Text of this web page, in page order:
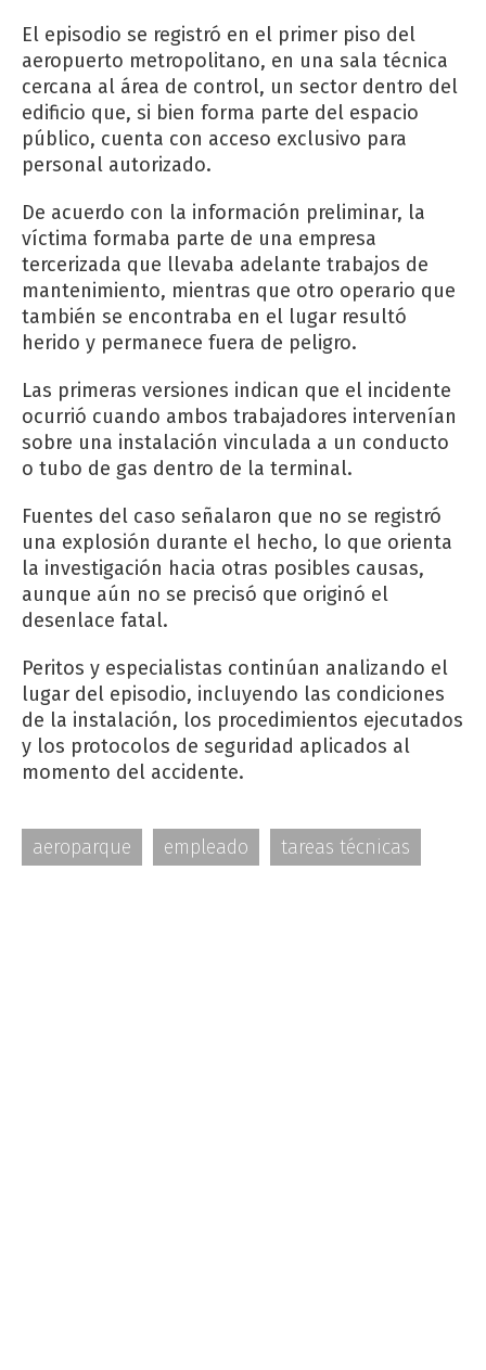
El episodio se registró en el primer piso del
aeropuerto metropolitano, en una sala técnica
cercana al área de control, un sector dentro del
edificio que, si bien forma parte del espacio
público, cuenta con acceso exclusivo para
personal autorizado.
De acuerdo con la información preliminar, la
víctima formaba parte de una empresa
tercerizada que llevaba adelante trabajos de
mantenimiento, mientras que otro operario que
también se encontraba en el lugar resultó
herido y permanece fuera de peligro.
Las primeras versiones indican que el incidente
ocurrió cuando ambos trabajadores intervenían
sobre una instalación vinculada a un conducto
o tubo de gas dentro de la terminal.
Fuentes del caso señalaron que no se registró
una explosión durante el hecho, lo que orienta
la investigación hacia otras posibles causas,
aunque aún no se precisó que originó el
desenlace fatal.
Peritos y especialistas continúan analizando el
lugar del episodio, incluyendo las condiciones
de la instalación, los procedimientos ejecutados
y los protocolos de seguridad aplicados al
momento del accidente.
aeroparque empleado tareas técnicas